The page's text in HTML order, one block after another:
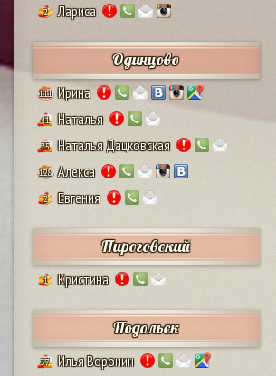
2 Лариса
Одинцово
111 Ирина
41 Наталья
25 Наталья Дацковская
128 Алекса
2 Евгения
Пироговский
1 Кристина
Подольск
37 Илья Воронин